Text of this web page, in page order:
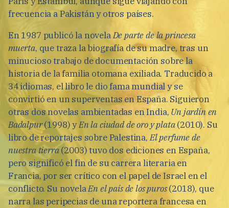
frecuencia a Pakistán y otros países.
En 1987 publicó la novelaDe parte de la princesa
muerta, que traza la biografía de su madre, tras un
minucioso trabajo de documentación sobre la
historia de la familia otomana exiliada. Traducido a
34 idiomas, el libro le dio fama mundial y se
convirtió en un superventas en España. Siguieron
otras dos novelas ambientadas en India, Un jardín en
Badalpur(1998) yEn la ciudad de oro y plata(2010). Su
libro de reportajes sobre Palestina,El perfume de
nuestra tierra(2003) tuvo dos ediciones en España,
pero significó el fin de su carrera literaria en
Francia, por ser crítico con el papel de Israel en el
conflicto. Su novelaEn el país de los puros(2018), que
narra las peripecias de una reportera francesa en